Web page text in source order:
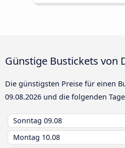
Günstige Bustickets von
Die günstigsten Preise für einen
09.08.2026 und die folgenden
Sonntag 09.08
Montag 10.08